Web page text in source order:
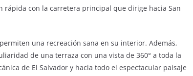
con la carretera principal que dirige hacia San
una recreación sana en su interior. Además,
de una terraza con una vista de 360° a toda la
de El Salvador y hacia todo el espectacular paisaje